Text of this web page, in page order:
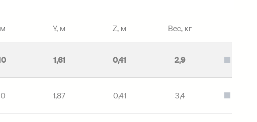
Y, м Z, м Вес, кг
1,61 0,41 2,9
1,87 0,41 3,4